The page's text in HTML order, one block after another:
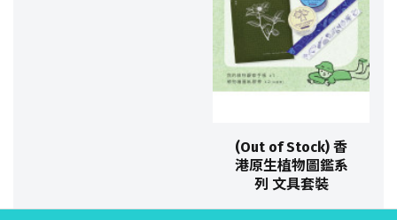
(Out of Stock) 香
港原生植物圖鑑系
列 文具套裝